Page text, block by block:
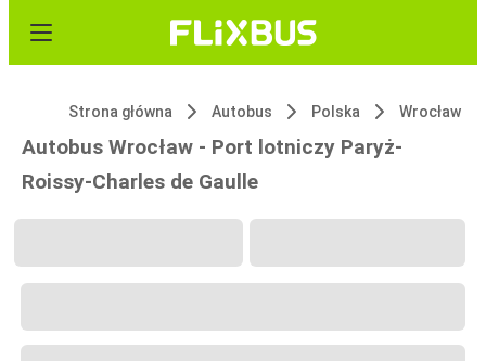
Strona główna Autobus Polska Wrocław
Autobus Wrocław - Port lotniczy Paryż-
Roissy-Charles de Gaulle